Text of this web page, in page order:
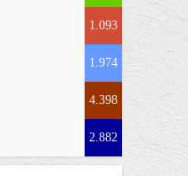
1.093
1.974
4.398
2.882